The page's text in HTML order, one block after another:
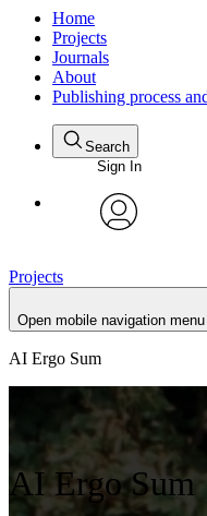
Home
Projects
Journals
About
Publishing process
Search
Sign In
Projects
Open mobile navigation menu
AI Ergo Sum
AI Ergo Sum